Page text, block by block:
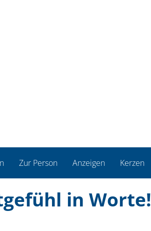
Zur Person Anzeigen Kerzen
in Worte!